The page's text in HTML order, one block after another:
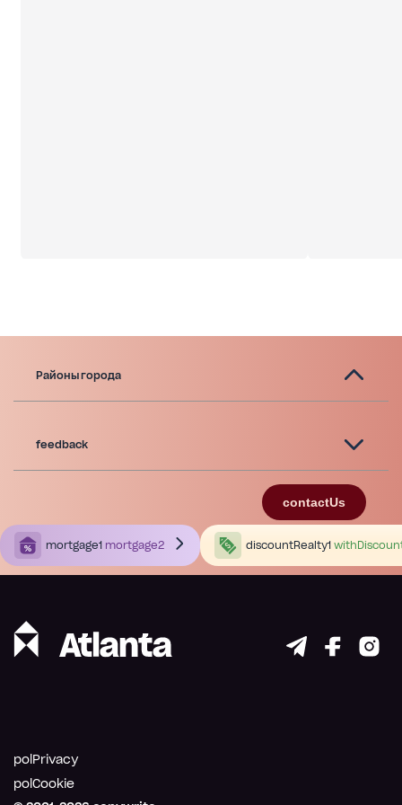
Районы города
feedback
contactUs
mortgage1 mortgage2 discountRealty1
polPrivacy
polCookie